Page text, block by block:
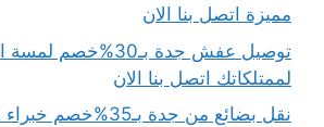
مميزة اتصل بنا الان
توصيل عفش جدة بـ30%خصم
لممتلكاتك اتصل بنا الان
نقل بضائع من جدة